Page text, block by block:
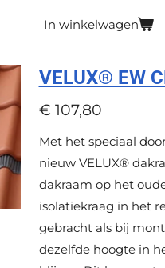
In winkelwagen
VELUX® EW
€ 107,80
Met het speciaal
nieuw VELUX®
dakraam op het
isolatiekraag in het
gebracht als bij
dezelfde hoogte in